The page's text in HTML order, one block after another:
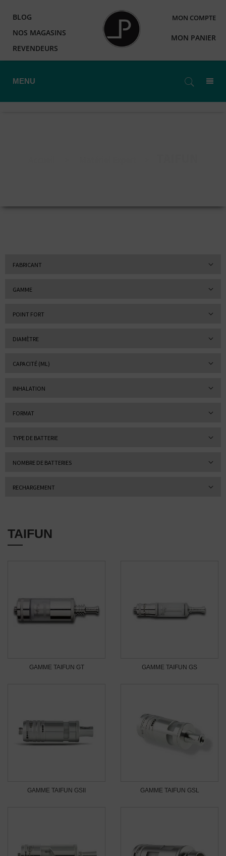
BLOG
NOS MAGASINS
REVENDEURS
MON COMPTE
MON PANIER
MENU
FABRICANT
GAMME
POINT FORT
DIAMÈTRE
CAPACITÉ (ML)
INHALATION
FORMAT
TYPE DE BATTERIE
NOMBRE DE BATTERIES
RECHARGEMENT
TAIFUN
GAMME TAIFUN GT GAMME TAIFUN GS
GAMME TAIFUN GSII GAMME TAIFUN GSL